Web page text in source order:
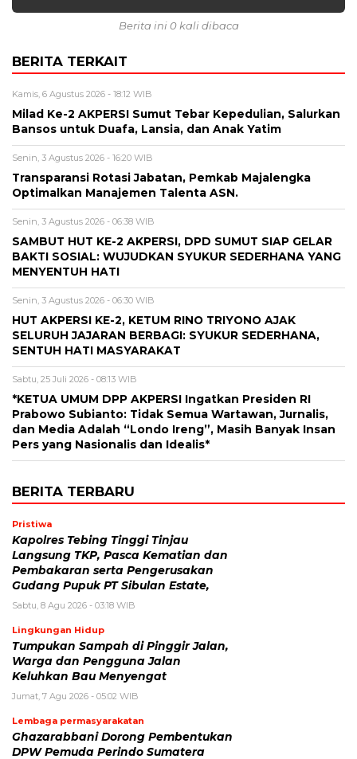
Berita ini 0 kali dibaca
BERITA TERKAIT
Kamis, 6 Agustus 2026 - 18:12 WIB
Milad Ke-2 AKPERSI Sumut Tebar Kepedulian, Salurkan
Bansos untuk Duafa, Lansia, dan Anak Yatim
Senin, 3 Agustus 2026 - 16:20 WIB
Transparansi Rotasi Jabatan, Pemkab Majalengka
Optimalkan Manajemen Talenta ASN.
Senin, 3 Agustus 2026 - 06:38 WIB
SAMBUT HUT KE-2 AKPERSI, DPD SUMUT SIAP GELAR
BAKTI SOSIAL: WUJUDKAN SYUKUR SEDERHANA YANG
MENYENTUH HATI
Senin, 3 Agustus 2026 - 06:30 WIB
HUT AKPERSI KE-2, KETUM RINO TRIYONO AJAK
SELURUH JAJARAN BERBAGI: SYUKUR SEDERHANA,
SENTUH HATI MASYARAKAT
Sabtu, 25 Juli 2026 - 08:13 WIB
*KETUA UMUM DPP AKPERSI Ingatkan Presiden RI
Prabowo Subianto: Tidak Semua Wartawan, Jurnalis,
dan Media Adalah “Londo Ireng”, Masih Banyak Insan
Pers yang Nasionalis dan Idealis*
BERITA TERBARU
Pristiwa
Kapolres Tebing Tinggi Tinjau
Langsung TKP, Pasca Kematian dan
Pembakaran serta Pengerusakan
Gudang Pupuk PT Sibulan Estate,
Sabtu, 8 Agu 2026 - 03:18 WIB
Lingkungan Hidup
Tumpukan Sampah di Pinggir Jalan,
Warga dan Pengguna Jalan
Keluhkan Bau Menyengat
Jumat, 7 Agu 2026 - 05:02 WIB
Lembaga permasyarakatan
Ghazarabbani Dorong Pembentukan
DPW Pemuda Perindo Sumatera